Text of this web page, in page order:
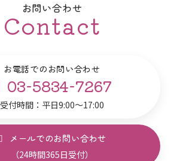
お問い合わせ
Contact
お電話でのお問い合わせ
03-5834-7267
受付時間：平日9:00～17:00
メールでのお問い合わせ
（24時間365日受付）